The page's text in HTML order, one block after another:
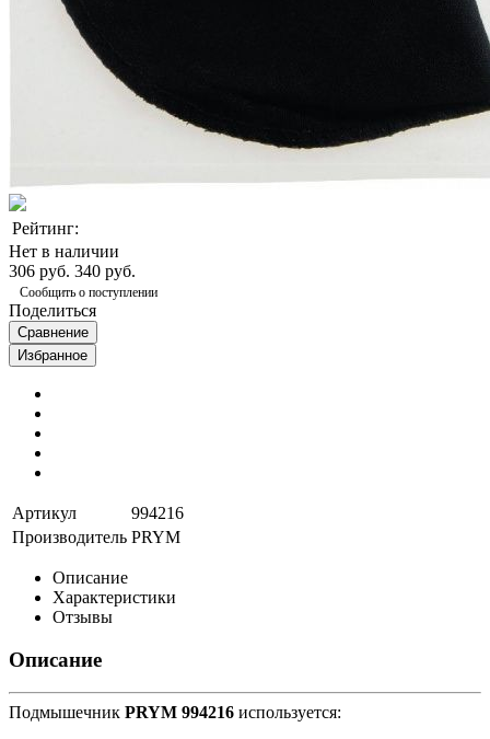
Рейтинг:
Нет в наличии
306 руб. 340 руб.
Сообщить о поступлении
Поделиться
Сравнение
Избранное
Артикул
994216
Производитель PRYM
Описание
Характеристики
Отзывы
Описание
Подмышечник PRYM 994216 используется: